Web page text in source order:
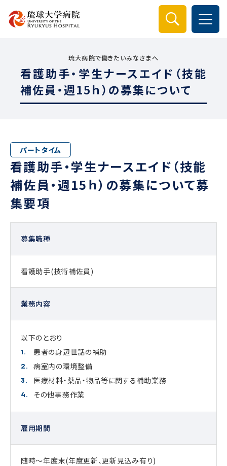
検索
琉大病院で働きたいみなさまへ
看護助手・学生ナースエイド（技能
補佐員・週15ｈ）の募集について
パートタイム
看護助手・学生ナースエイド（技能
補佐員・週15ｈ）の募集について募
集要項
募集職種
看護助手(技術補佐員)
業務内容
以下のとおり
患者の身辺世話の補助
病室内の環境整備
医療材料・薬品・物品等に関する補助業務
その他事務作業
雇用期間
随時〜年度末(年度更新、更新見込み有り)